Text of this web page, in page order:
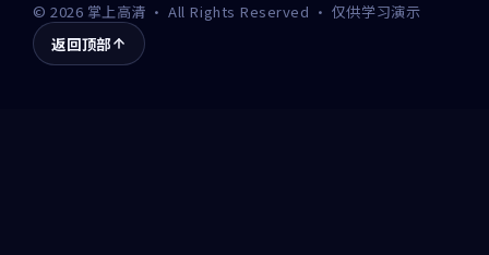
©2026 掌上高清 · All Rights Reserved · 仅供学习演示
返回顶部